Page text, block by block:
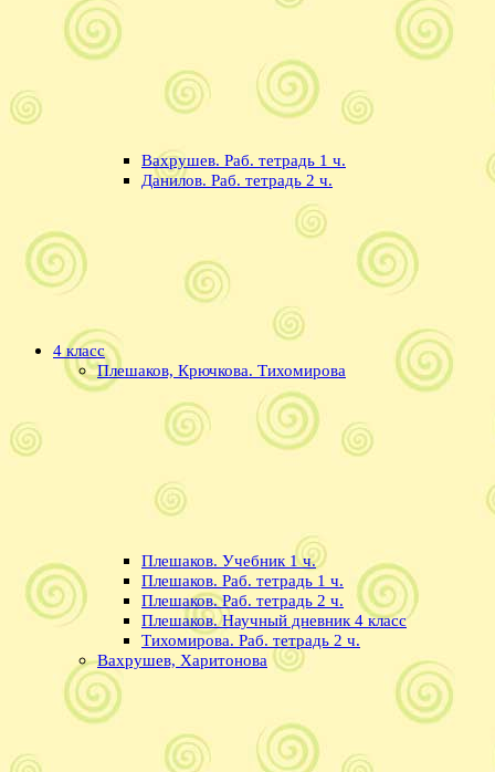
Вахрушев. Раб. тетрадь 1 ч.
Данилов. Раб. тетрадь 2 ч.
4 класс
Плешаков, Крючкова. Тихомирова
Плешаков. Учебник 1 ч.
Плешаков. Раб. тетрадь 1 ч.
Плешаков. Раб. тетрадь 2 ч.
Плешаков. Научный дневник 4 класс
Тихомирова. Раб. тетрадь 2 ч.
Вахрушев, Харитонова